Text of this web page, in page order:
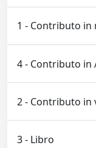
1 - Contributo in
4 - Contributo in
2 - Contributo in
3 - Libro